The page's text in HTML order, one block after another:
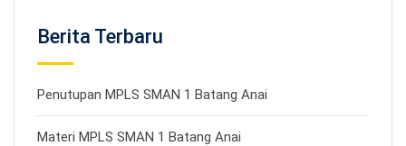
Berita Terbaru
Penutupan MPLS SMAN 1 Batang Anai
Materi MPLS SMAN 1 Batang Anai